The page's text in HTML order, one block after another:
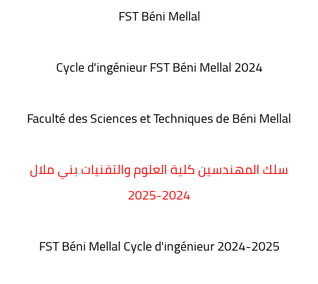
FST Béni Mellal
Cycle d'ingénieur FST Béni Mellal 2024
Faculté des Sciences et Techniques de Béni Mellal
سلك المهندسين كلية العلوم والتقنيات بني ملال
2024-2025
FST Béni Mellal Cycle d'ingénieur 2024-2025